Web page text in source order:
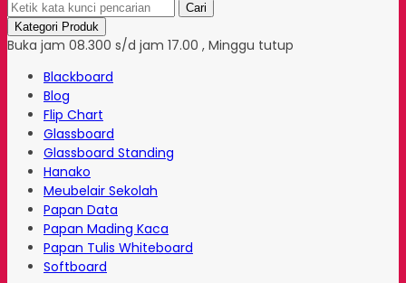
Cari
Kategori Produk
Buka jam 08.300 s/d jam 17.00 , Minggu tutup
Blackboard
Blog
Flip Chart
Glassboard
Glassboard Standing
Hanako
Meubelair Sekolah
Papan Data
Papan Mading Kaca
Papan Tulis Whiteboard
Softboard